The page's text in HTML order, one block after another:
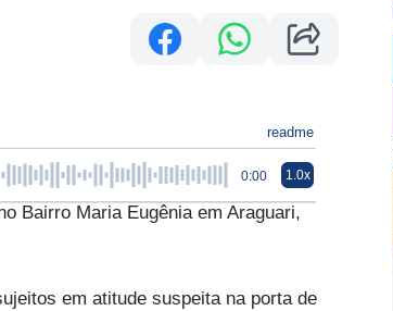
readme
0:00 1.0x
Bairro Maria Eugênia em Araguari,
em atitude suspeita na porta de